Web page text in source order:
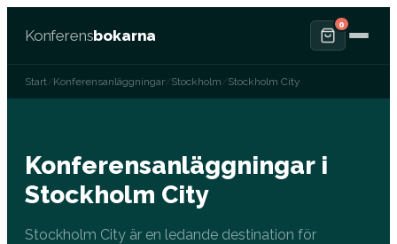
Konferensbokarna
0
Start Konferensanläggningar Stockholm Stockholm City
Konferensanläggningar i
Stockholm City
Stockholm City är en ledande destination för